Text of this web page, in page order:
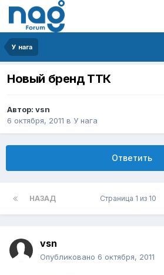
У нага
Новый бренд ТТК
Автор: vsn
6 октября, 2011 в У нага
Ответить
НАЗАД Страница 1 из 10
vsn
Опубликовано 6 октября, 2011